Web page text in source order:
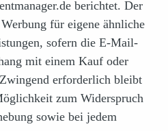
berichtet. Der
für eigene ähnliche
sofern die E-Mail-
mit einem Kauf oder
erforderlich bleibt
zum Widerspruch
sowie bei jedem